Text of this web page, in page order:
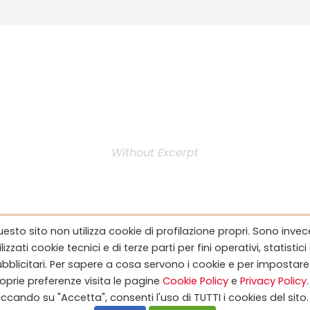
Without Excerpt
found, please create the personnel post to
sito non utilizza cookie di profilazione propri. Sono
cookie tecnici e di terze parti per fini operativi, statistici
Per sapere a cosa servono i cookie e per
preferenze visita le pagine Cookie Policy e Privacy Policy.
su "Accetta", consenti l'uso di TUTTI i cookies del sito.